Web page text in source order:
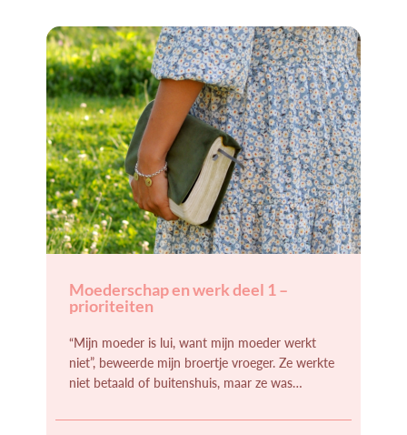
Moederschap en werk deel 1 –
prioriteiten
“Mijn moeder is lui, want mijn moeder werkt
niet”, beweerde mijn broertje vroeger. Ze werkte
niet betaald of buitenshuis, maar ze was